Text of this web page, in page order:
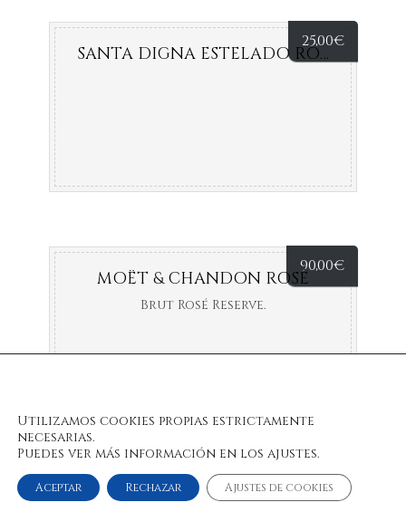
25,00€
SANTA DIGNA ESTELADO ROSÉ
90,00€
MOËT & CHANDON ROSÉ
Brut Rosé Reserve.
Utilizamos cookies propias estrictamente
necesarias.
Puedes ver más información en los ajustes.
Aceptar Rechazar Ajustes de cookies